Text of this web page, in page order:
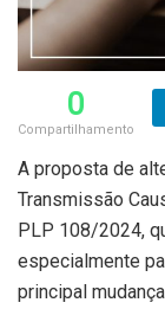
0
Compartilhamento
A proposta de
Transmissão
PLP 108/2024,
especialmente
principal